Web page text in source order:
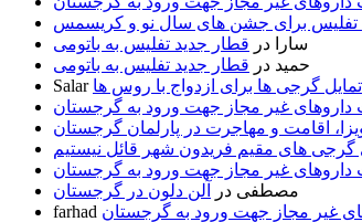
تفلیس برای جشن های سال نو و کریسمس
سارا
در قطار جدید تفلیس به باتومی
حمید در قطار جدید تفلیس به باتومی
Salar تمایل گرجی ها برای ازدواج با روس ها
غیر مجاز جهت ورود به گرجستان
اقامت و مهاجرت در پارلمان گرجستان
گرجی های مقیم فریدون شهر قائل نیستیم
غیر مجاز جهت ورود به گرجستان
مصطفی در
آلن دلون در گرجستان
farhad غیر مجاز جهت ورود به گرجستان